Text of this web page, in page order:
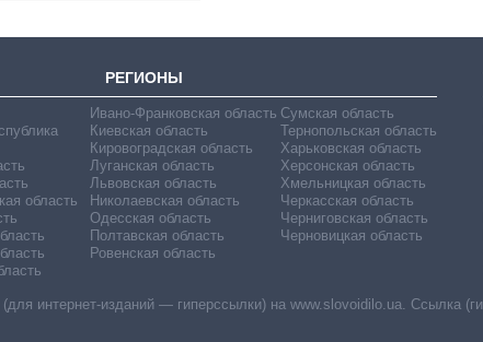
РЕГИОНЫ
область
Ивано-Франковская область
Киевская область
Кировоградская область
Луганская область
Львовская область
Николаевская область
Одесская область
Полтавская область
Ровенская область
Сумская область
Тернопольская область
Харьковская область
Херсонская область
Хмельницкая область
Черкасская область
Черниговская область
Черновицкая область
интернет-изданий — гиперссылки) на www.slovoidilo.ua. Ссылка